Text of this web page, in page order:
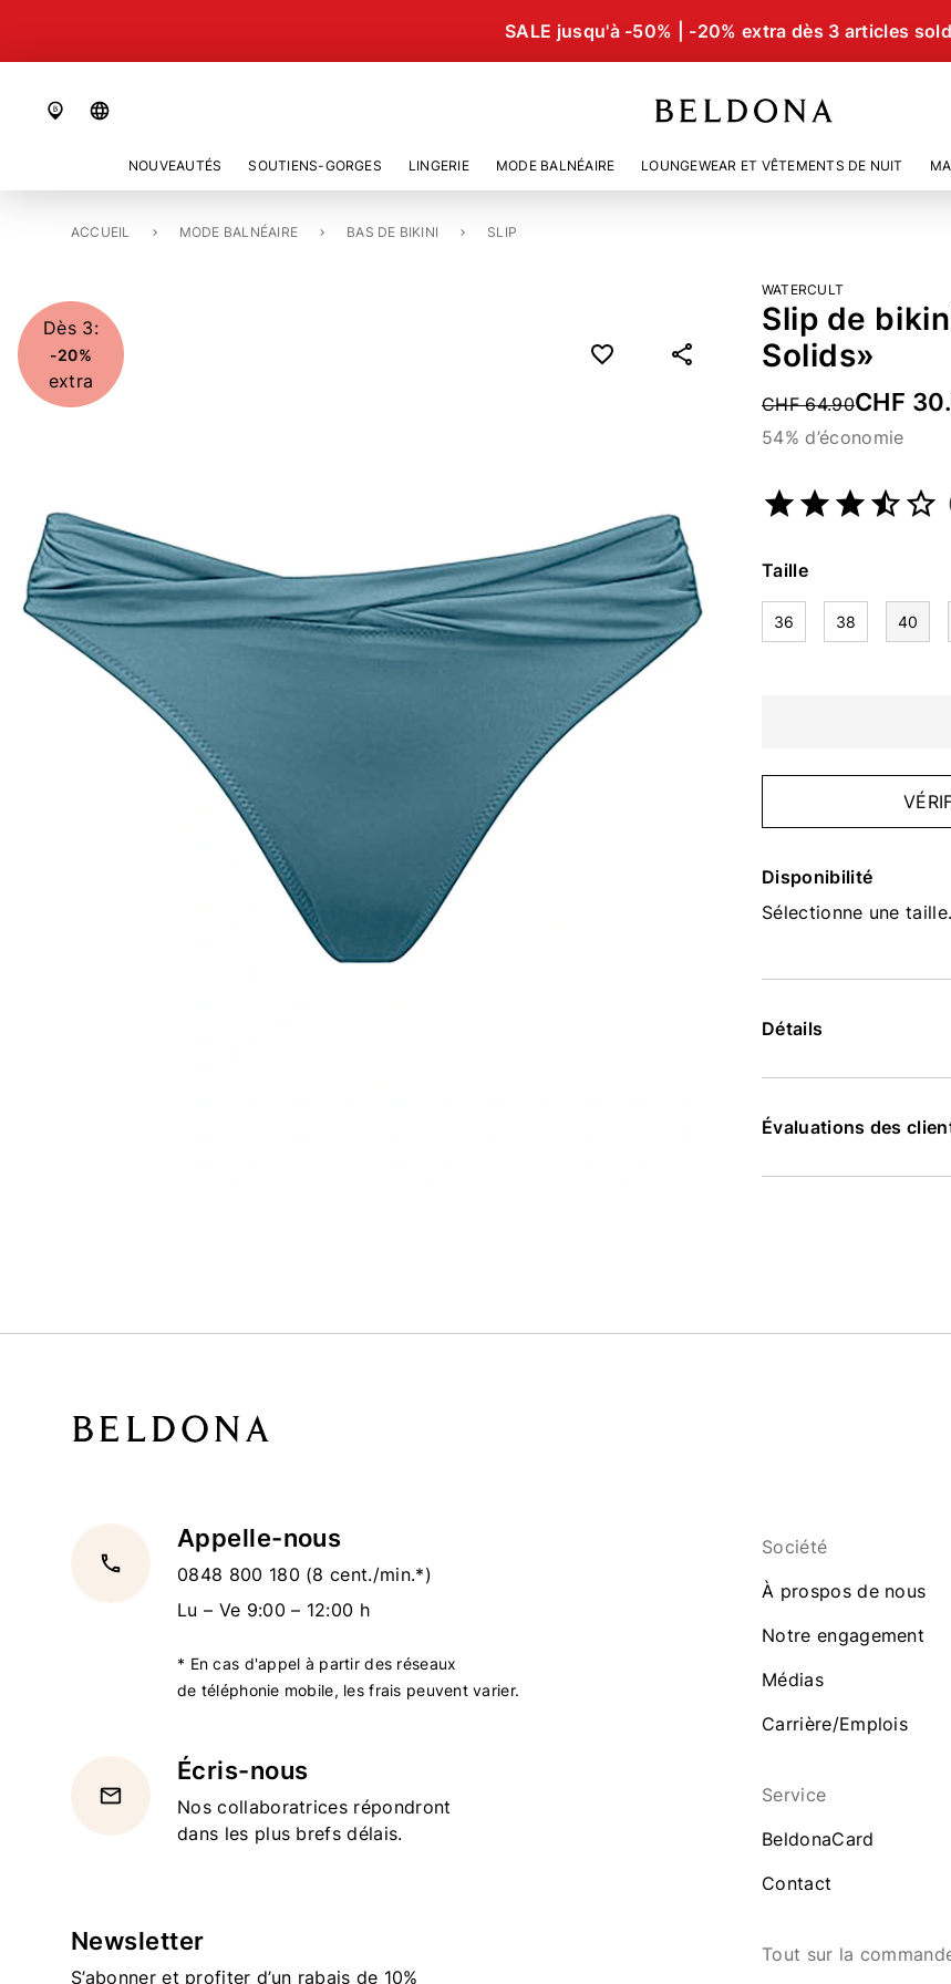
SALE jusqu'à -50% | -20% extra dès 3 articles
language
NOUVEAUTÉS SOUTIENS-GORGES LINGERIE MODE BALNÉAIRE LOUNGEWEAR ET VÊTEMENTS DE NUIT
ACCUEIL MODE BALNÉAIRE BAS DE BIKINI SLIP
SLIP DE BIKINI RÉGULIER «SHIMMERING SOLIDS»
Dès 3:
-20%
extra
WATERCULT
Slip de
Solids»
Price reduced from
CHF 64.90CHF
54% d’économie
Taille
36 38 40
Disponibilité
Sélectionne une taille.
Détails
Évaluations des
local_phone
Appelle-nous
0848 800 180 (8 cent./min.*)
Lu – Ve 9:00 – 12:00 h
* En cas d'appel à partir des réseaux
de téléphonie mobile, les frais peuvent varier.
email
Écris-nous
Nos collaboratrices répondront
dans les plus brefs délais.
Newsletter
S’abonner et profiter d’un rabais de 10%
Société
À prospos de nous
Notre engagement
Médias
Carrière/Emplois
Service
BeldonaCard
Contact
Tout sur la